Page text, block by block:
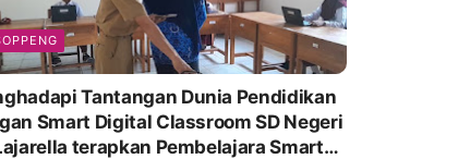
Tantangan Dunia Pendidikan
Smart Digital Classroom SD Negeri
terapkan Pembelajara Smart